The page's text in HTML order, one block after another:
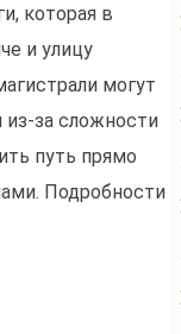
которая в
и улицу
могут
за сложности
путь прямо
Подробности